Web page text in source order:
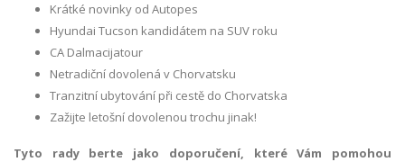
Krátké novinky od Autopes
Hyundai Tucson kandidátem na SUV roku
CA Dalmacijatour
Netradiční dovolená v Chorvatsku
Tranzitní ubytování při cestě do Chorvatska
Zažijte letošní dovolenou trochu jinak!
Tyto rady berte jako doporučení, které Vám pomohou